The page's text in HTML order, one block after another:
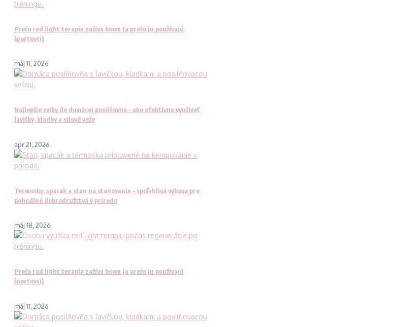
Prečo red light terapia zažíva boom (a prečo ju používajú
športovci)
máj 11, 2026
Najlepšie cviky do domácej posilňovne – ako efektívne využívať
lavičky, kladky a silové veže
apr 21, 2026
Termosky, spacak a stan na stanovanie – spoľahlivá výbava pre
pohodlné dobrodružstvá v prírode
máj 18, 2026
Prečo red light terapia zažíva boom (a prečo ju používajú
športovci)
máj 11, 2026